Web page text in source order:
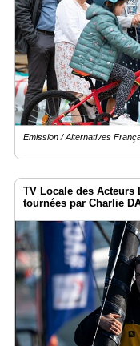
Emission / Alternatives
TV Locale des Acteurs
tournées par Charlie